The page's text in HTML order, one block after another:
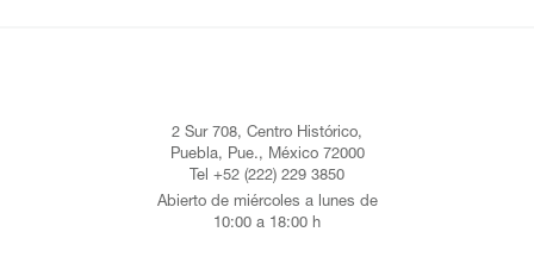
2 Sur 708, Centro Histórico,
Puebla, Pue., México 72000
Tel +52 (222) 229 3850
Abierto de miércoles a lunes de
10:00 a 18:00 h